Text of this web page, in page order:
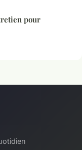
pour